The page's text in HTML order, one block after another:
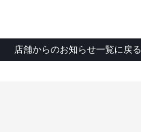
店舗からのお知らせ一覧に戻る